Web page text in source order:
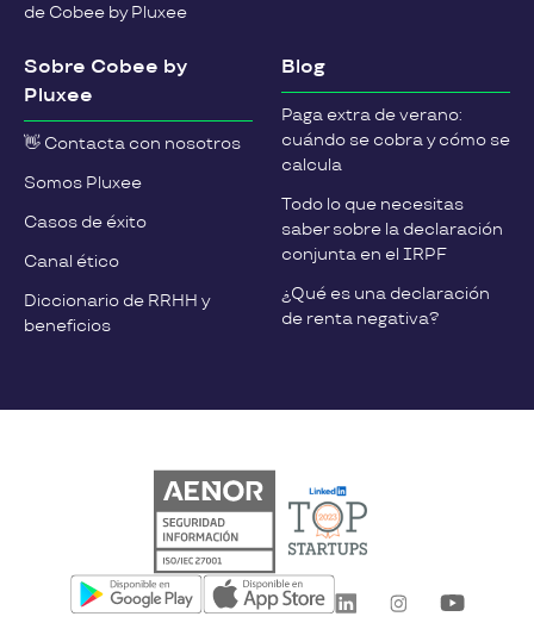
de Cobee by Pluxee
Sobre Cobee by
Pluxee
👋 Contacta con nosotros
Somos Pluxee
Casos de éxito
Canal ético
Diccionario de RRHH y
beneficios
Blog
Paga extra de verano:
cuándo se cobra y cómo se
calcula
Todo lo que necesitas
saber sobre la declaración
conjunta en el IRPF
¿Qué es una declaración
de renta negativa?